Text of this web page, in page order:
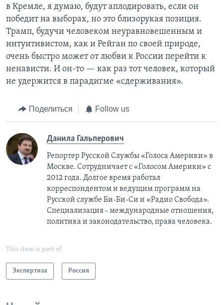
в Кремле, я думаю, будут аплодировать, если он
победит на выборах, но это близорукая позиция.
Трамп, будучи человеком неуравновешенным и
интуитивистом, как и Рейган по своей природе,
очень быстро может от любви к России перейти к
ненависти. И он-то — как раз тот человек, который
не удержится в парадигме «сдерживания».
Поделиться Follow us
Данила Гальперович
Репортер Русской Службы «Голоса Америки» в
Москве. Сотрудничает с «Голосом Америки» с
2012 года. Долгое время работал
корреспондентом и ведущим программ на
Русской службе Би-Би-Си и «Радио Свобода».
Специализация - международные отношения,
политика и законодательство, права человека.
This item is part of
Экспертиза Россия